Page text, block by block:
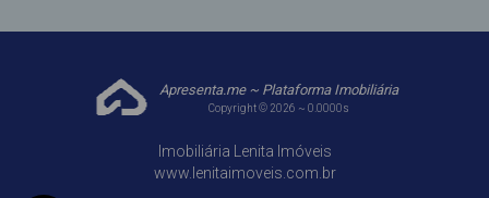
Apresenta.me ~ Plataforma Imobiliária
Copyright © 2026 ~ 0.0000s
Imobiliária Lenita Imóveis
www.lenitaimoveis.com.br